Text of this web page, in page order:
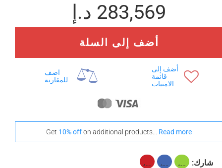
خشب الساج
283,569 د.إ
أضف إلى السلة
أضف إلى
قائمة
الامنيات
اضف
للمقارنة
Get 10% offon additional products... Read more
شارك: